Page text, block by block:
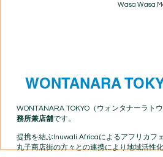
Wasa Wasa
WONTANARA
WONTANARA TOKYO（ウォンタナーラト
務所兼店舗です。
提携を結ぶInuwali Africaによるアフリカフ
丸子商店街の方々との連携により地域活性